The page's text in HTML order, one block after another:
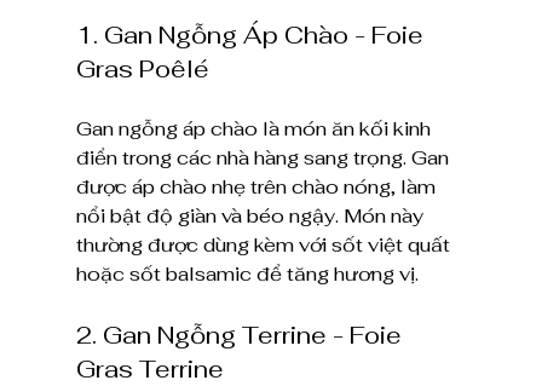
1. Gan Ngỗng Áp Chào - Foie
Gras Poêlé
Gan ngỗng áp chào là món ăn kối kinh
điển trong các nhà hàng sang trọng. Gan
được áp chào nhẹ trên chào nóng, làm
nổi bật độ giàn và béo ngậy. Món này
thường được dùng kèm với sốt việt quất
hoặc sốt balsamic để tăng hương vị.
2. Gan Ngỗng Terrine - Foie
Gras Terrine